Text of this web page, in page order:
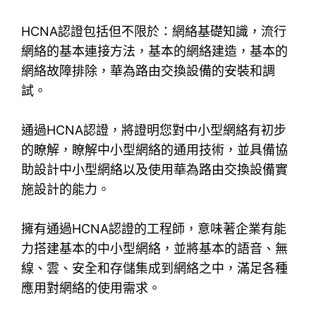
HCNA認證包括但不限於：網絡基礎知識，流行
網絡的基本連接方法，基本的網絡建造，基本的
網絡故障排除，華為路由交換設備的安裝和調
試。
通過HCNA認證，將證明您對中小型網絡有初步
的瞭解，瞭解中小型網絡的通用技術，並具備協
助設計中小型網絡以及使用華為路由交換設備實
施設計的能力。
擁有通過HCNA認證的工程師，意味著企業有能
力搭建基本的中小型網絡，並將基本的語音、無
線、雲、安全和存儲集成到網絡之中，滿足各種
應用對網絡的使用需求。